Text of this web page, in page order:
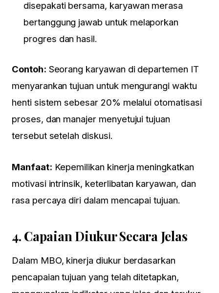
disepakati bersama, karyawan merasa
bertanggung jawab untuk melaporkan
progres dan hasil.
Contoh: Seorang karyawan di departemen IT
menyarankan tujuan untuk mengurangi waktu
henti sistem sebesar 20% melalui otomatisasi
proses, dan manajer menyetujui tujuan
tersebut setelah diskusi.
Manfaat: Kepemilikan kinerja meningkatkan
motivasi intrinsik, keterlibatan karyawan, dan
rasa percaya diri dalam mencapai tujuan.
4. Capaian Diukur Secara Jelas
Dalam MBO, kinerja diukur berdasarkan
pencapaian tujuan yang telah ditetapkan,